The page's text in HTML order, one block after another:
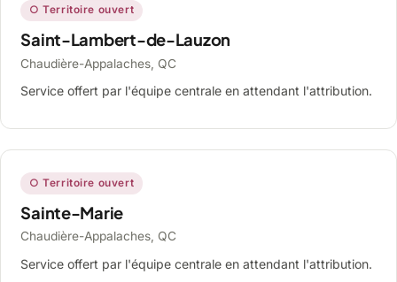
○ Territoire ouvert
Saint-Lambert-de-Lauzon
Chaudière-Appalaches, QC
Service offert par l'équipe centrale en attendant l'attribution.
○ Territoire ouvert
Sainte-Marie
Chaudière-Appalaches, QC
Service offert par l'équipe centrale en attendant l'attribution.